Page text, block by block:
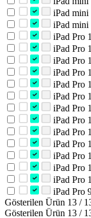
iPad mini
iPad mini
iPad Pro
iPad Pro
iPad Pro
iPad Pro
iPad Pro
iPad Pro
iPad Pro
iPad Pro
iPad Pro
iPad Pro
iPad Pro
iPad Pro
iPad Pro
iPad Pro
Gösterilen Ürün 13 /
Gösterilen Ürün 13 /